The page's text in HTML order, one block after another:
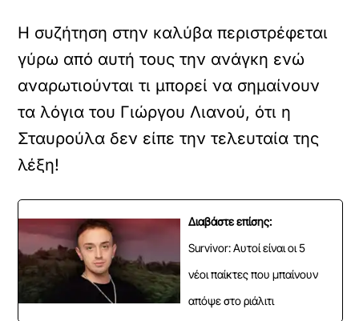
Η συζήτηση στην καλύβα περιστρέφεται
γύρω από αυτή τους την ανάγκη ενώ
αναρωτιούνται τι μπορεί να σημαίνουν
τα λόγια του Γιώργου Λιανού, ότι η
Σταυρούλα δεν είπε την τελευταία της
λέξη!
Διαβάστε επίσης:
Survivor: Αυτοί είναι οι 5
νέοι παίκτες που μπαίνουν
απόψε στο ριάλιτι